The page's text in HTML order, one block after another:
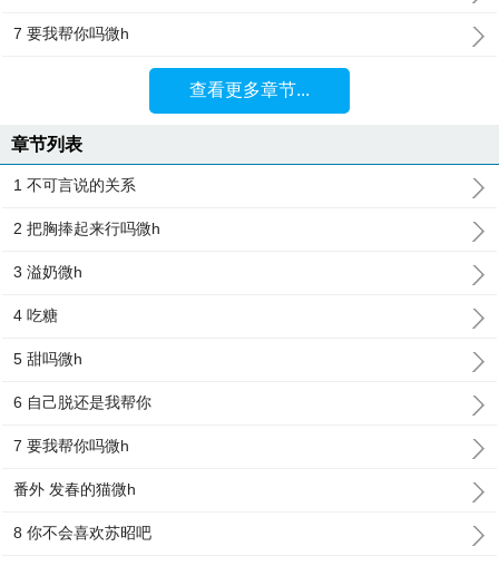
7 要我帮你吗微h
查看更多章节...
章节列表
1 不可言说的关系
2 把胸捧起来行吗微h
3 溢奶微h
4 吃糖
5 甜吗微h
6 自己脱还是我帮你
7 要我帮你吗微h
番外 发春的猫微h
8 你不会喜欢苏昭吧